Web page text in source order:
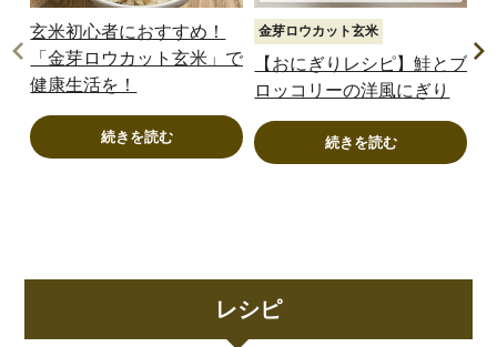
玄米初心者におすすめ！
「金芽ロウカット玄米」で
健康生活を！
続きを読む
金芽ロウカット玄米
【おにぎりレシピ】鮭とブ
ロッコリーの洋風にぎり
続きを読む
レシピ